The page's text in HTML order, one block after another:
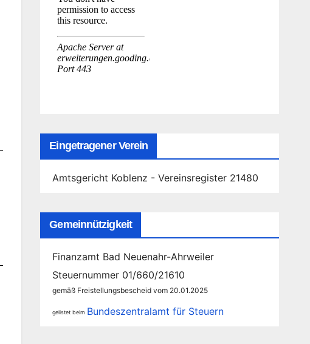
Eingetragener Verein
Amtsgericht Koblenz - Vereinsregister 21480
Gemeinnützigkeit
Finanzamt Bad Neuenahr-Ahrweiler
Steuernummer 01/660/21610
gemäß Freistellungsbescheid vom 20.01.2025
gelistet beim Bundeszentralamt für Steuern